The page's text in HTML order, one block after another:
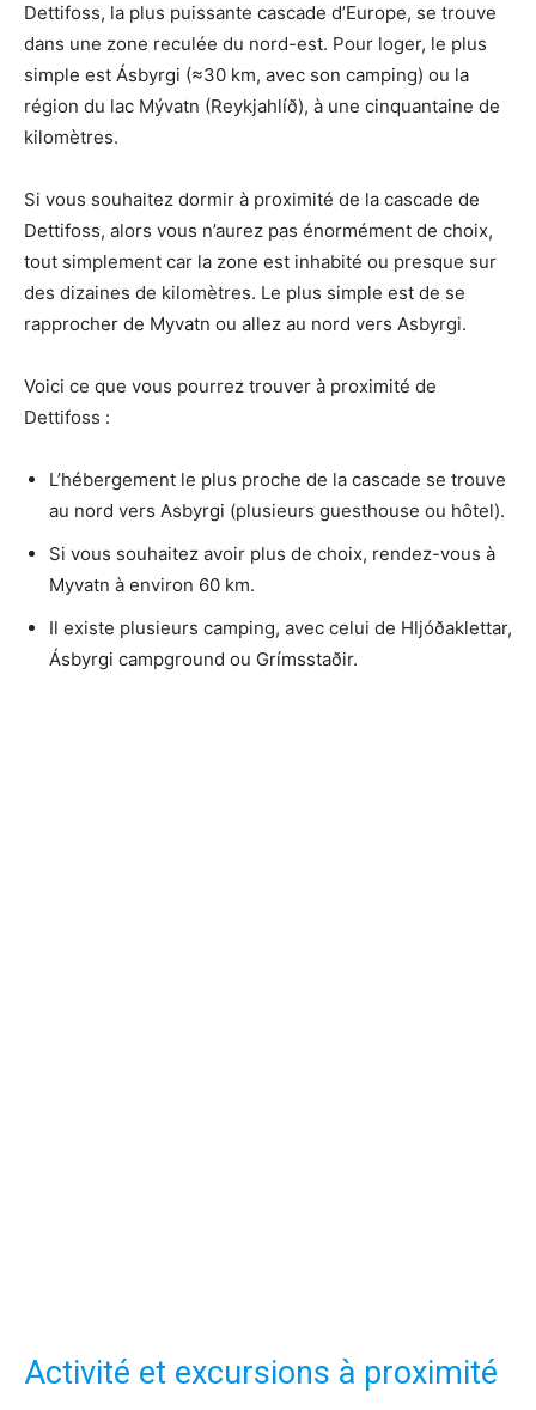
Dettifoss, la plus puissante cascade d’Europe, se trouve
dans une zone reculée du nord-est. Pour loger, le plus
simple est Ásbyrgi (≈30 km, avec son camping) ou la
région du lac Mývatn (Reykjahlíð), à une cinquantaine de
kilomètres.
Si vous souhaitez dormir à proximité de la cascade de
Dettifoss, alors vous n’aurez pas énormément de choix,
tout simplement car la zone est inhabité ou presque sur
des dizaines de kilomètres. Le plus simple est de se
rapprocher de Myvatn ou allez au nord vers Asbyrgi.
Voici ce que vous pourrez trouver à proximité de
Dettifoss :
L’hébergement le plus proche de la cascade se trouve
au nord vers Asbyrgi (plusieurs guesthouse ou hôtel).
Si vous souhaitez avoir plus de choix, rendez-vous à
Myvatn à environ 60 km.
Il existe plusieurs camping, avec celui de Hljóðaklettar,
Ásbyrgi campground ou Grímsstaðir.
Activité et excursions à proximité